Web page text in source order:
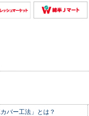
カバー工法」とは？